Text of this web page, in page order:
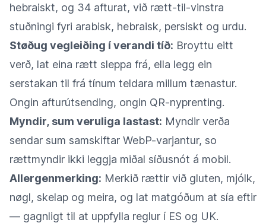
hebraiskt, og 34 afturat, við rætt-til-vinstra
stuðningi fyri arabisk, hebraisk, persiskt og urdu.
Støðug vegleiðing í verandi tíð: Broyttu eitt
verð, lat eina rætt sleppa frá, ella legg ein
serstakan til frá tínum teldara millum tænastur.
Ongin afturútsending, ongin QR-nyprenting.
Myndir, sum veruliga lastast: Myndir verða
sendar sum samskiftar WebP-varjantur, so
rættmyndir ikki leggja miðal síðusnót á mobil.
Allergenmerking: Merkið rættir við gluten, mjólk,
nøgl, skelap og meira, og lat matgóðum at sía eftir
— gagnligt til at uppfylla reglur í ES og UK.